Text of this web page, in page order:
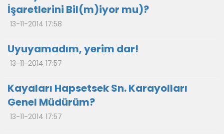
İşaretlerini Bil(m)iyor mu)?
13-11-2014 17:58
Uyuyamadım, yerim dar!
13-11-2014 17:57
Kayaları Hapsetsek Sn. Karayolları
Genel Müdürüm?
13-11-2014 17:57